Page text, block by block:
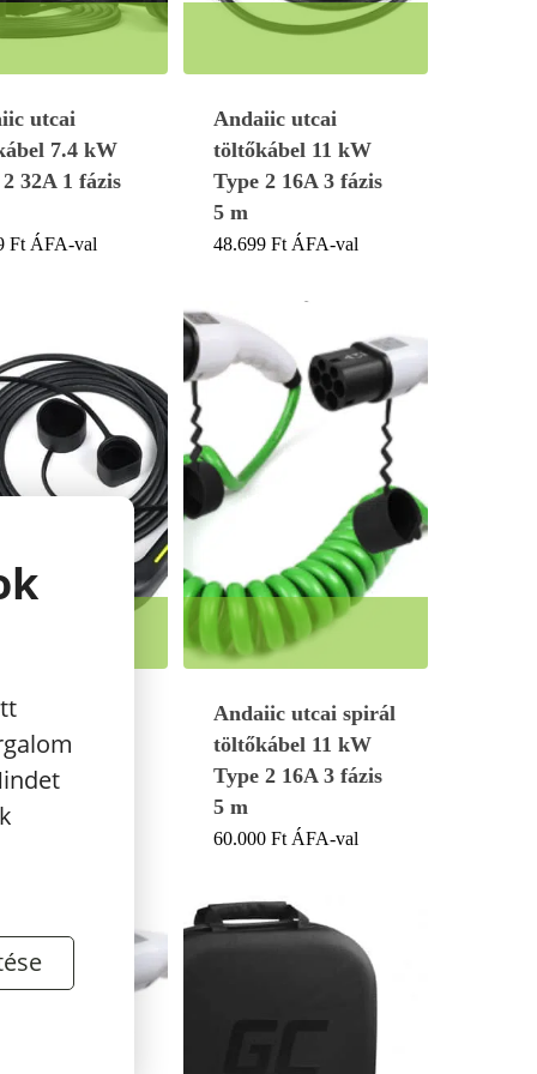
oldali csatlakozó két típusú lehet:
lenni a kocsi és töltő között, tehát nem koszolódik olyan
utcai
7.4 kW
32A 1 fázis
Ft ÁFA-val
Andaiic utcai
töltőkábel 11 kW
Type 2 16A 3 fázis
5 m
48.699 Ft ÁFA-val
utcai
22 kW
32A 3 fázis
Andaiic utcai spirál
töltőkábel 11 kW
Type 2 16A 3 fázis
5 m
60.000 Ft ÁFA-val